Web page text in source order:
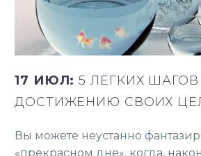
17 ИЮЛ:5 ЛЁГКИХ ШАГОВ
ДОСТИЖЕНИЮ СВОИХ
Вы можете неустанно
«прекрасном дне», когда,